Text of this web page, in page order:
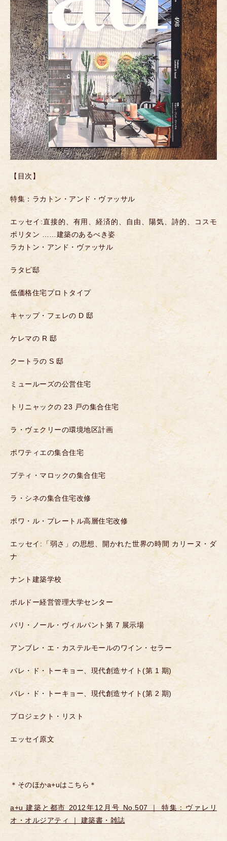
【目次】
特集：ラカトン・アンド・ヴァッサル
エッセイ:直接的、有用、経済的、自由、陽気、詩的、コスモ
ポリタン ……建築のあるべき姿
ラカトン・アンド・ヴァッサル
ラタピ邸
低価格住宅プロトタイプ
キャップ・フェレの D 邸
ケレマの R 邸
クートラの S 邸
ミュールーズの公営住宅
トリニャックの 23 戸の集合住宅
ラ・ヴェクリーの環境地区計画
ポワティエの集合住宅
プティ・マロックの集合住宅
ラ・シネの集合住宅改修
ボワ・ル・プレートル高層住宅改修
エッセイ:「弱さ」の思想、開かれた世界の時間 カリーヌ・ダ
ナ
ナント建築学校
ボルドー経営管理大学センター
パリ・ノール・ヴィルパント第 7 展示場
アンブレ・エ・カステルモールのワイン・セラー
パレ・ド・トーキョー、現代創造サイト(第 1 期)
パレ・ド・トーキョー、現代創造サイト(第 2 期)
プロジェクト・リスト
エッセイ原文
＊そのほかa+uはこちら＊
a+u 建築と都市 2012年12月号 No.507 ｜ 特集：ヴァレリ
オ・オルジアティ ｜ 建築書・雑誌